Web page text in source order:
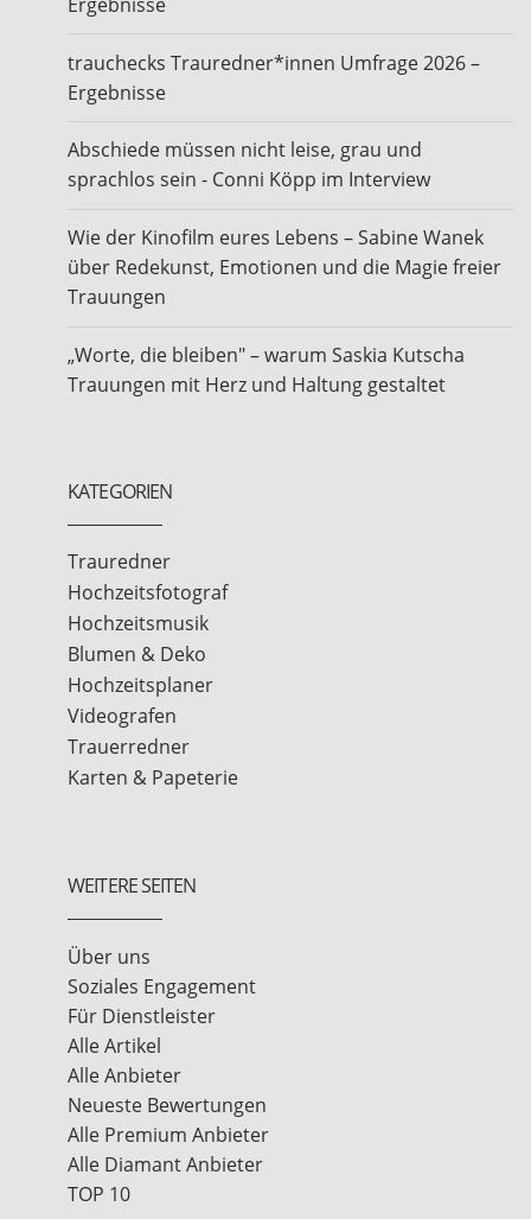
trauchecks Trauredner*innen Umfrage 2026 –
Ergebnisse
Abschiede müssen nicht leise, grau und
sprachlos sein - Conni Köpp im Interview
Wie der Kinofilm eures Lebens – Sabine Wanek
über Redekunst, Emotionen und die Magie freier
Trauungen
„Worte, die bleiben" – warum Saskia Kutscha
Trauungen mit Herz und Haltung gestaltet
KATEGORIEN
Trauredner
Hochzeitsfotograf
Hochzeitsmusik
Blumen & Deko
Hochzeitsplaner
Videografen
Trauerredner
Karten & Papeterie
WEITERE SEITEN
Über uns
Soziales Engagement
Für Dienstleister
Alle Artikel
Alle Anbieter
Neueste Bewertungen
Alle Premium Anbieter
Alle Diamant Anbieter
TOP 10